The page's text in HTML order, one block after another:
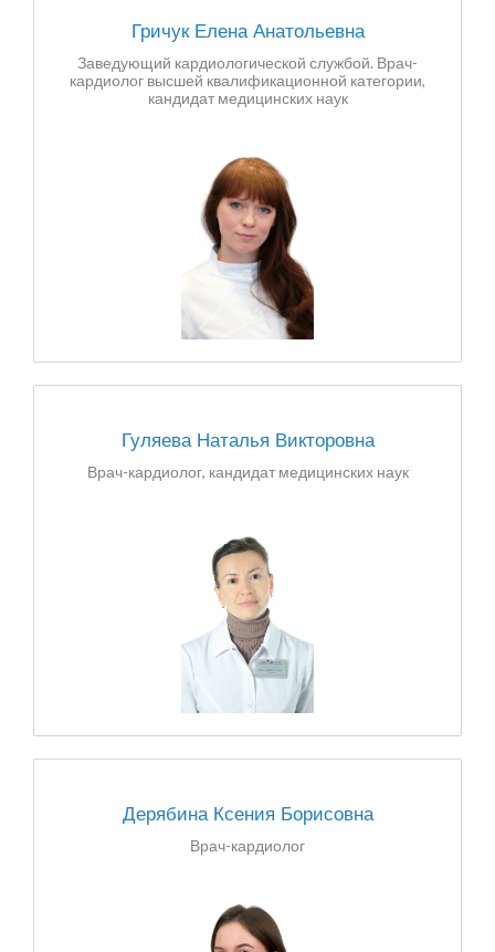
Гричук Елена Анатольевна
Заведующий кардиологической службой. Врач-
кардиолог высшей квалификационной категории,
кандидат медицинских наук
Гуляева Наталья Викторовна
Врач-кардиолог, кандидат медицинских наук
Дерябина Ксения Борисовна
Врач-кардиолог